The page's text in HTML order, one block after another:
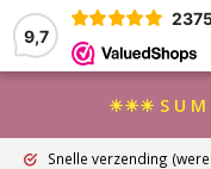
9,7
☀☀☀ S U M
Snelle verzending